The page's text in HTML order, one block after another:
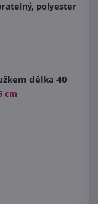
polyester
délka 40
cm